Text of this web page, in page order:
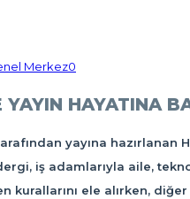
Merkez0
HAYATINA
yayına hazırlanan
iş adamlarıyla aile,
kurallarını ele alırken,